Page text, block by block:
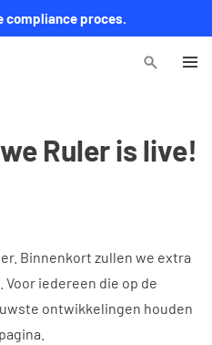
compliance proces.
Ruler is live!
Binnenkort zullen we extra
iedereen die op de
ontwikkelingen houden